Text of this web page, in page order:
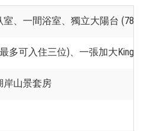
、一間浴室、獨立大陽台 (78
多可入住三位)、一張加大King
岸山景套房